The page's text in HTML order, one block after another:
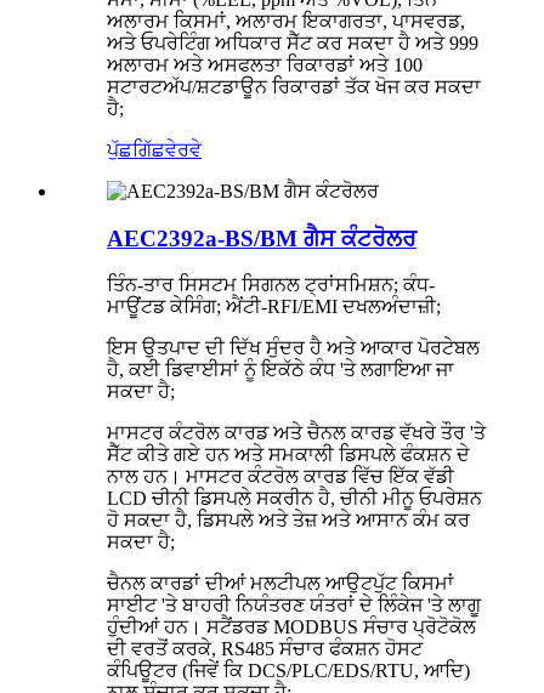
ਅਲਾਰਮ ਕਿਸਮਾਂ, ਅਲਾਰਮ ਇਕਾਗਰਤਾ, ਪਾਸਵਰਡ,
ਅਤੇ ਓਪਰੇਟਿੰਗ ਅਧਿਕਾਰ ਸੈੱਟ ਕਰ ਸਕਦਾ ਹੈ ਅਤੇ 999
ਅਲਾਰਮ ਅਤੇ ਅਸਫਲਤਾ ਰਿਕਾਰਡਾਂ ਅਤੇ 100
ਸਟਾਰਟਅੱਪ/ਸ਼ਟਡਾਊਨ ਰਿਕਾਰਡਾਂ ਤੱਕ ਖੋਜ ਕਰ ਸਕਦਾ
ਹੈ;
ਪੁੱਛਗਿੱਛਵੇਰਵੇ
AEC2392a-BS/BM ਗੈਸ ਕੰਟਰੋਲਰ
ਤਿੰਨ-ਤਾਰ ਸਿਸਟਮ ਸਿਗਨਲ ਟ੍ਰਾਂਸਮਿਸ਼ਨ; ਕੰਧ-
ਮਾਊਂਟਡ ਕੇਸਿੰਗ; ਐਂਟੀ-RFI/EMI ਦਖਲਅੰਦਾਜ਼ੀ;
ਇਸ ਉਤਪਾਦ ਦੀ ਦਿੱਖ ਸੁੰਦਰ ਹੈ ਅਤੇ ਆਕਾਰ ਪੋਰਟੇਬਲ
ਹੈ, ਕਈ ਡਿਵਾਈਸਾਂ ਨੂੰ ਇਕੱਠੇ ਕੰਧ 'ਤੇ ਲਗਾਇਆ ਜਾ
ਸਕਦਾ ਹੈ;
ਮਾਸਟਰ ਕੰਟਰੋਲ ਕਾਰਡ ਅਤੇ ਚੈਨਲ ਕਾਰਡ ਵੱਖਰੇ ਤੌਰ 'ਤੇ
ਸੈੱਟ ਕੀਤੇ ਗਏ ਹਨ ਅਤੇ ਸਮਕਾਲੀ ਡਿਸਪਲੇ ਫੰਕਸ਼ਨ ਦੇ
ਨਾਲ ਹਨ। ਮਾਸਟਰ ਕੰਟਰੋਲ ਕਾਰਡ ਵਿੱਚ ਇੱਕ ਵੱਡੀ
LCD ਚੀਨੀ ਡਿਸਪਲੇ ਸਕਰੀਨ ਹੈ, ਚੀਨੀ ਮੀਨੂ ਓਪਰੇਸ਼ਨ
ਹੋ ਸਕਦਾ ਹੈ, ਡਿਸਪਲੇ ਅਤੇ ਤੇਜ਼ ਅਤੇ ਆਸਾਨ ਕੰਮ ਕਰ
ਸਕਦਾ ਹੈ;
ਚੈਨਲ ਕਾਰਡਾਂ ਦੀਆਂ ਮਲਟੀਪਲ ਆਉਟਪੁੱਟ ਕਿਸਮਾਂ
ਸਾਈਟ 'ਤੇ ਬਾਹਰੀ ਨਿਯੰਤਰਣ ਯੰਤਰਾਂ ਦੇ ਲਿੰਕੇਜ 'ਤੇ ਲਾਗੂ
ਹੁੰਦੀਆਂ ਹਨ। ਸਟੈਂਡਰਡ MODBUS ਸੰਚਾਰ ਪ੍ਰੋਟੋਕੋਲ
ਦੀ ਵਰਤੋਂ ਕਰਕੇ, RS485 ਸੰਚਾਰ ਫੰਕਸ਼ਨ ਹੋਸਟ
ਕੰਪਿਊਟਰ (ਜਿਵੇਂ ਕਿ DCS/PLC/EDS/RTU, ਆਦਿ)